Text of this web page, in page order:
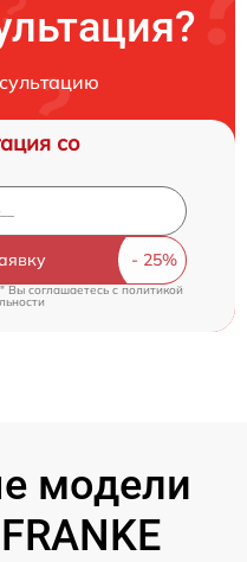
со
Вы соглашаетесь cполитикой
модели